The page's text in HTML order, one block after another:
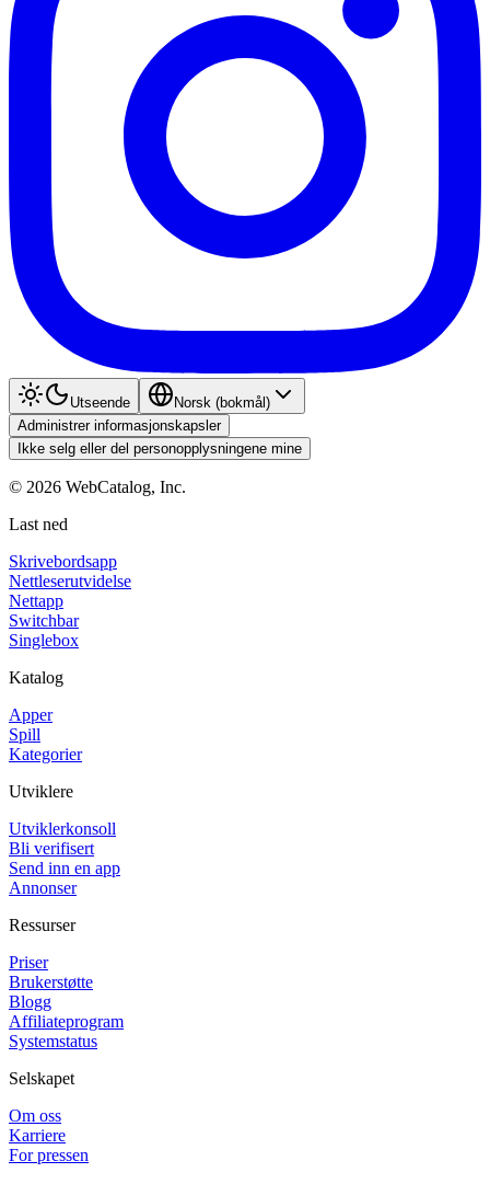
Utseende
Norsk (bokmål)
Administrer informasjonskapsler
Ikke selg eller del personopplysningene mine
© 2026 WebCatalog, Inc.
Last ned
Skrivebordsapp
Nettleserutvidelse
Nettapp
Switchbar
Singlebox
Katalog
Apper
Spill
Kategorier
Utviklere
Utviklerkonsoll
Bli verifisert
Send inn en app
Annonser
Ressurser
Priser
Brukerstøtte
Blogg
Affiliateprogram
Systemstatus
Selskapet
Om oss
Karriere
For pressen